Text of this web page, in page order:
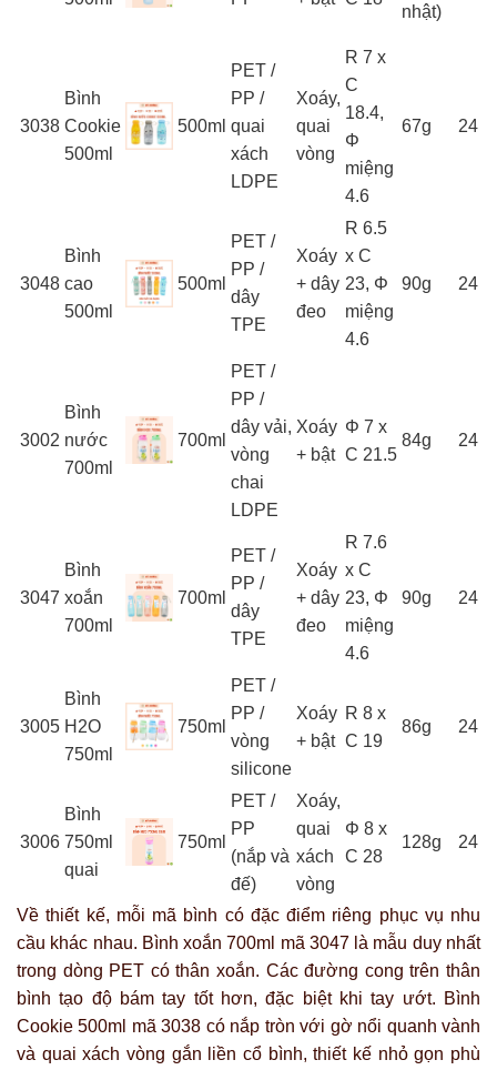
nhật)
3038
Bình
Cookie
500ml
500ml
PET /
PP /
quai
xách
LDPE
Xoáy,
quai
vòng
R 7 x
C
18.4,
Φ
miệng
4.6
67g 24
3048
Bình
cao
500ml
500ml
PET /
PP /
dây
TPE
Xoáy
+ dây
đeo
R 6.5
x C
23, Φ
miệng
4.6
90g 24
3002
Bình
nước
700ml
700ml
PET /
PP /
dây vải,
vòng
chai
LDPE
Xoáy
+ bật
Φ 7 x
C 21.5
84g 24
3047
Bình
xoắn
700ml
700ml
PET /
PP /
dây
TPE
Xoáy
+ dây
đeo
R 7.6
x C
23, Φ
miệng
4.6
90g 24
3005
Bình
H2O
750ml
750ml
PET /
PP /
vòng
silicone
Xoáy
+ bật
R 8 x
C 19
86g 24
3006
Bình
750ml
quai
750ml
PET /
PP
(nắp và
đế)
Xoáy,
quai
xách
vòng
Φ 8 x
C 28
128g 24
Về thiết kế, mỗi mã bình có đặc điểm riêng phục vụ nhu
cầu khác nhau. Bình xoắn 700ml mã 3047 là mẫu duy nhất
trong dòng PET có thân xoắn. Các đường cong trên thân
bình tạo độ bám tay tốt hơn, đặc biệt khi tay ướt. Bình
Cookie 500ml mã 3038 có nắp tròn với gờ nổi quanh vành
và quai xách vòng gắn liền cổ bình, thiết kế nhỏ gọn phù